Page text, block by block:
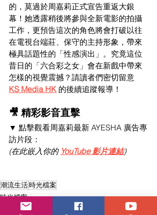
的，莫過於周嘉莉正式宣告重返大銀
幕！她透露稍後將參與全新電影的拍攝
工作，更預告這次的角色將會打破以往
在電視台端莊、保守的主持形象，帶來
極具話題性的「性感演出」。究竟這位
昔日的「六合彩之女」會在新戲中帶來
怎樣的視覺震撼？請讀者們密切留意
KS Media HK 的後續追蹤報導！
🎥 精彩影音直擊
▼ 點擊觀看周嘉莉最新 AYESHA 廣告專
訪片段：
(在此嵌入你的 YouTube 影片連結)
潮流生活時光檔案
時光檔案